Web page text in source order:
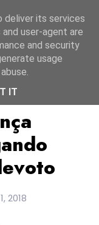
2018
deliver its services
user-agent are
and security
usage
IT